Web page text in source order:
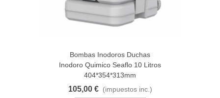
Bombas Inodoros Duchas
Inodoro Quimico Seaflo 10 Litros
404*354*313mm
105,00 € (impuestos inc.)